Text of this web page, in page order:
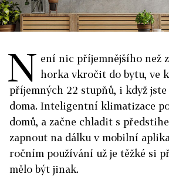
N ení nic příjemnějšího než
horka vkročit do bytu, ve
příjemných 22 stupňů, i když
doma. Inteligentní klimatizace
domů, a začne chladit s
zapnout na dálku v mobilní
ročním používání už je těžké si
mělo být jinak.